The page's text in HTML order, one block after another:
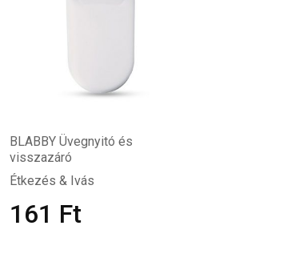
BLABBY Üvegnyitó és
visszazáró
Étkezés & Ivás
161 Ft